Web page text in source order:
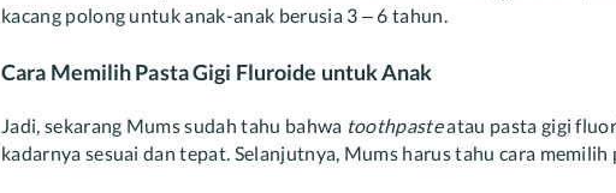
kacang polong untuk anak-anak berusia 3 – 6 tahun.
Cara Memilih Pasta Gigi Fluroide untuk Anak
Jadi, sekarang Mums sudah tahu bahwa toothpasteatau pasta gigi
kadarnya sesuai dan tepat. Selanjutnya, Mums harus tahu cara